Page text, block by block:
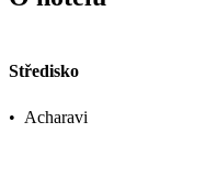
Středisko
• Acharavi